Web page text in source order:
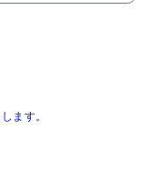
ます。